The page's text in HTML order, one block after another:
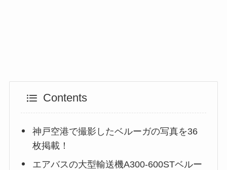
Contents
神戸空港で撮影したベルーガの写真を36
枚掲載！
エアバスの大型輸送機A300-600STベルー